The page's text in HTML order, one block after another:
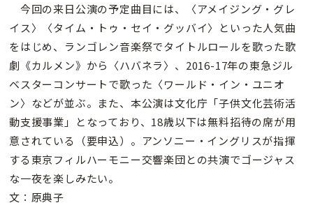
今回の来日公演の予定曲目には、〈アメイジング・グレ
イス〉〈タイム・トゥ・セイ・グッバイ〉といった人気曲
をはじめ、ランゴレン音楽祭でタイトルロールを歌った歌
劇《カルメン》から〈ハバネラ〉、2016-17年の東急ジル
ベスターコンサートで歌った〈ワールド・イン・ユニオ
ン〉などが並ぶ。また、本公演は文化庁「子供文化芸術活
動支援事業」となっており、18歳以下は無料招待の席が用
意されている（要申込）。アンソニー・イングリスが指揮
する東京フィルハーモニー交響楽団との共演でゴージャス
な一夜を楽しみたい。
文：原典子